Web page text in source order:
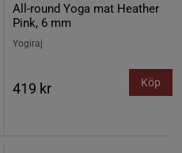
All-round Yoga mat Heather
Pink, 6 mm
Yogiraj
419 kr Köp